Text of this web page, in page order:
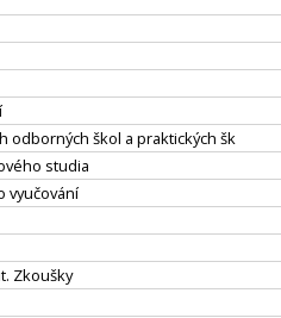
odborných škol a praktických šk
studia
vyučování
Zkoušky